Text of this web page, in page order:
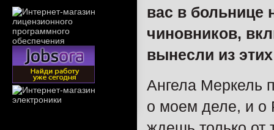
вас в больнице
чиновников,
вынесли из
Ангела Меркель
о моем деле, и о